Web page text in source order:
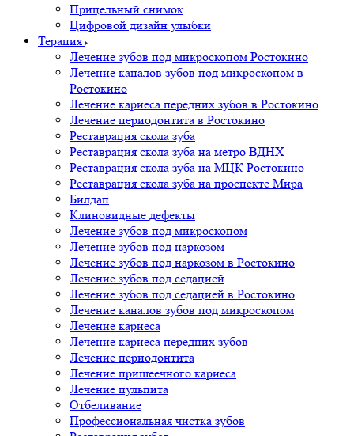
Прицельный снимок
Цифровой дизайн улыбки
Терапия
Лечение зубов под микроскопом Ростокино
Лечение каналов зубов под микроскопом в
Ростокино
Лечение кариеса передних зубов в Ростокино
Лечение периодонтита в Ростокино
Реставрация скола зуба
Реставрация скола зуба на метро ВДНХ
Реставрация скола зуба на МЦК Ростокино
Реставрация скола зуба на проспекте Мира
Билдап
Клиновидные дефекты
Лечение зубов под микроскопом
Лечение зубов под наркозом
Лечение зубов под наркозом в Ростокино
Лечение зубов под седацией
Лечение зубов под седацией в Ростокино
Лечение каналов зубов под микроскопом
Лечение кариеса
Лечение кариеса передних зубов
Лечение периодонтита
Лечение пришеечного кариеса
Лечение пульпита
Отбеливание
Профессиональная чистка зубов